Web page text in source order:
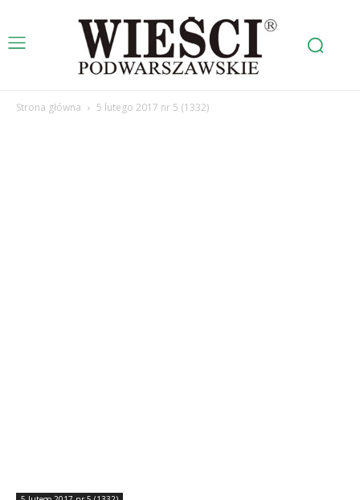
Strona główna 5 lutego 2017 nr 5 (1332)